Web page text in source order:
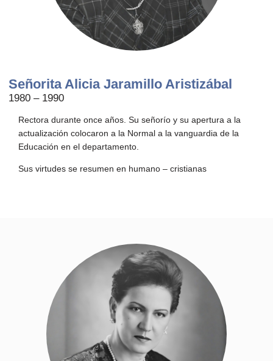
Señorita Alicia Jaramillo Aristizábal
1980 – 1990
Rectora durante once años. Su señorío y su apertura a la
actualización colocaron a la Normal a la vanguardia de la
Educación en el departamento.
Sus virtudes se resumen en humano – cristianas